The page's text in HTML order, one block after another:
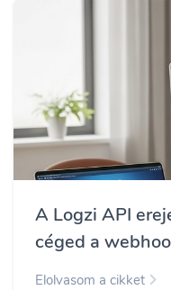
A Logzi API
céged a
Elolvasom a cikket